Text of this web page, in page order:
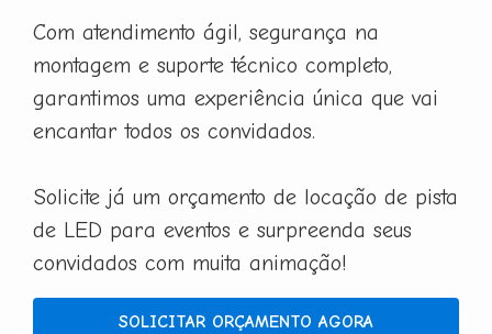
Com atendimento ágil, segurança na
montagem e suporte técnico completo,
garantimos uma experiência única que vai
encantar todos os convidados.
Solicite já um orçamento de locação de pista
de LED para eventos e surpreenda seus
convidados com muita animação!
SOLICITAR ORÇAMENTO AGORA